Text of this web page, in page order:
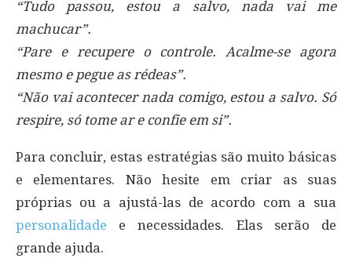
“Tudo passou, estou a salvo, nada vai me
machucar”.
“Pare e recupere o controle. Acalme-se agora
mesmo e pegue as rédeas”.
“Não vai acontecer nada comigo, estou a salvo. Só
respire, só tome ar e confie em si”.
Para concluir, estas estratégias são muito básicas
e elementares. Não hesite em criar as suas
próprias ou a ajustá-las de acordo com a sua
personalidade e necessidades. Elas serão de
grande ajuda.